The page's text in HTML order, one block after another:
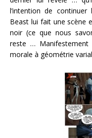
l’intention de continuer
Beast lui fait une scène
noir (ce que nous
reste …
morale à géométrie